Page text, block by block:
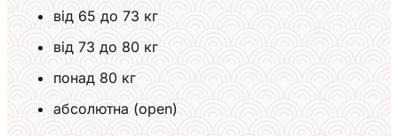
від 65 до 73 кг
від 73 до 80 кг
понад 80 кг
абсолютна (open)